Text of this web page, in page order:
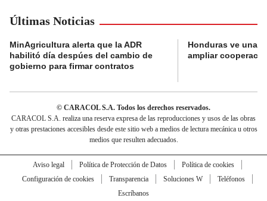
Últimas Noticias
MinAgricultura alerta que la ADR
habilitó día despúes del cambio de
gobierno para firmar contratos
Honduras ve una
ampliar
© CARACOL S.A. Todos los derechos reservados.
CARACOL S.A. realiza una reserva expresa de las reproducciones y usos de las obras
y otras prestaciones accesibles desde este sitio web a medios de lectura mecánica u otros
medios que resulten adecuados.
Aviso legal Política de Protección de Datos
Política de cookies
Configuración de cookies
Transparencia Soluciones W
Teléfonos
Escríbanos